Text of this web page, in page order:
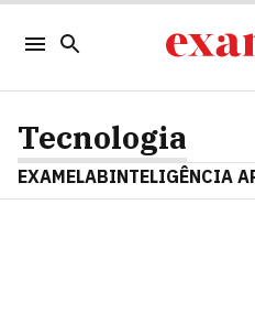
Tecnologia
EXAMELABINTELIGÊNCIA